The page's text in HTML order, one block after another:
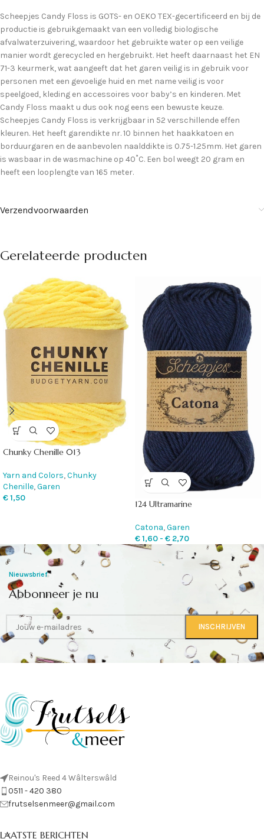
Scheepjes Candy Floss is GOTS- en OEKO TEX-gecertificeerd en bij de
productie is gebruikgemaakt van een volledig biologische
afvalwaterzuivering, waardoor het gebruikte water op een veilige
manier wordt gerecycled en hergebruikt. Het heeft daarnaast het EN
71-3 keurmerk, wat aangeeft dat het garen veilig is in gebruik voor
personen met een gevoelige huid en met name veilig is voor
speelgoed, kleding en accessoires voor baby’s en kinderen. Met
Candy Floss maakt u dus ook nog eens een bewuste keuze.
Scheepjes Candy Floss is verkrijgbaar in 52 verschillende effen
kleuren. Het heeft garendikte nr. 10 binnen het haakkatoen en
borduurgaren en de aanbevolen naalddikte is 0.75-1.25mm. Het garen
is wasbaar in de wasmachine op 40˚C. Een bol weegt 20 gram en
heeft een looplengte van 165 meter.
Verzendvoorwaarden
Gerelateerde producten
Chunky Chenille 013
Yarn and Colors,Chunky
Chenille,Garen
€1,50
124 Ultramarine
Catona,Garen
€1,60 - € 2,70
Nieuwsbrief
Abbonneer je nu
Reinou's Reed 4 Wâlterswâld
0511 - 420 380
frutselsenmeer@gmail.com
LAATSTE BERICHTEN